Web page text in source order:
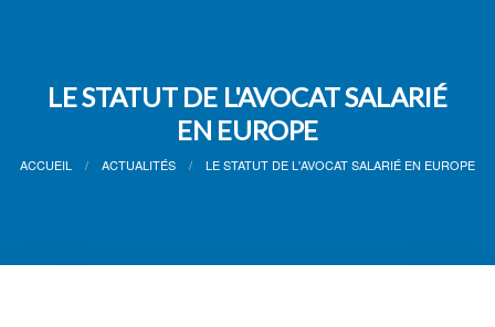
LE STATUT DE L'AVOCAT SALARIÉ
EN EUROPE
ACCUEIL ACTUALITÉS LE STATUT DE L'AVOCAT SALARIÉ EN EUROPE